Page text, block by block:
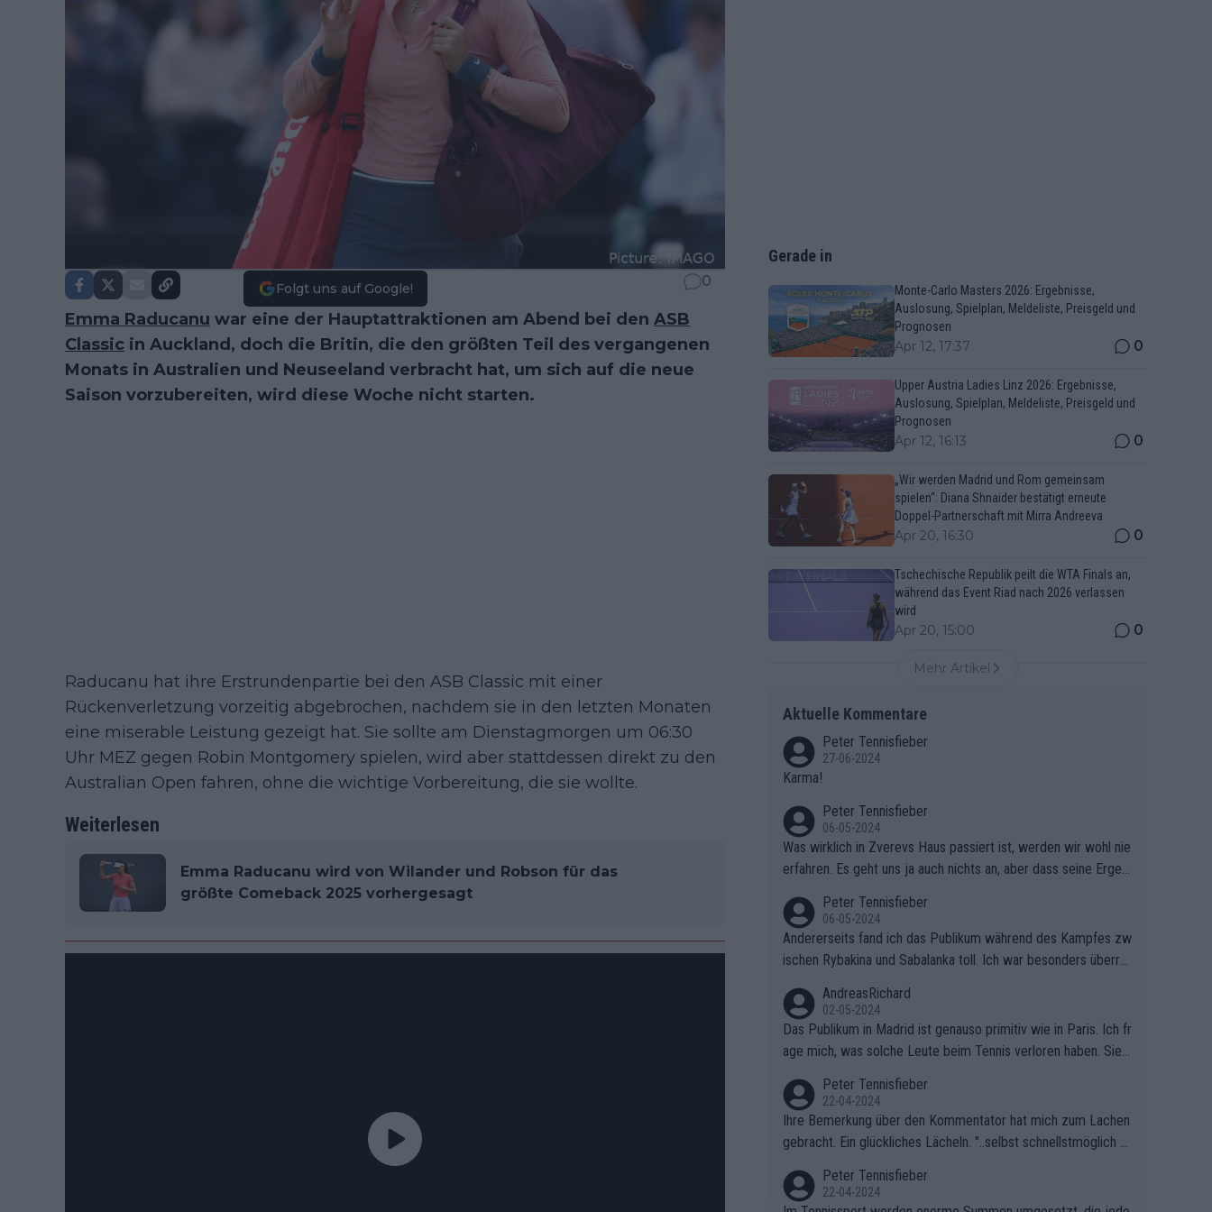
Folgt uns auf Google! 0
Emma Raducanu war eine der Hauptattraktionen am Abend bei den ASB
Classic in Auckland, doch die Britin, die den größten Teil des vergangenen
Monats in Australien und Neuseeland verbracht hat, um sich auf die neue
Saison vorzubereiten, wird diese Woche nicht starten.
Raducanu hat ihre Erstrundenpartie bei den ASB Classic mit einer
Rückenverletzung vorzeitig abgebrochen, nachdem sie in den letzten Monaten
eine miserable Leistung gezeigt hat. Sie sollte am Dienstagmorgen um 06:30
Uhr MEZ gegen Robin Montgomery spielen, wird aber stattdessen direkt zu den
Australian Open fahren, ohne die wichtige Vorbereitung, die sie wollte.
Weiterlesen
Emma Raducanu wird von Wilander und Robson für das
größte Comeback 2025 vorhergesagt
Gerade in
Monte-Carlo Masters 2026: Ergebnisse,
Auslosung, Spielplan, Meldeliste, Preisgeld und
Prognosen
Apr 12, 17:37 0
Upper Austria Ladies Linz 2026: Ergebnisse,
Auslosung, Spielplan, Meldeliste, Preisgeld und
Prognosen
Apr 12, 16:13 0
„Wir werden Madrid und Rom gemeinsam
spielen“: Diana Shnaider bestätigt erneute
Doppel-Partnerschaft mit Mirra Andreeva
Apr 20, 16:30 0
Tschechische Republik peilt die WTA Finals an,
während das Event Riad nach 2026 verlassen
wird
Apr 20, 15:00 0
Mehr Artikel
Aktuelle Kommentare
Peter Tennisfieber
27-06-2024
Karma!
Peter Tennisfieber
06-05-2024
Was wirklich in Zverevs Haus passiert ist, werden wir wohl nie
erfahren. Es geht uns ja auch nichts an, aber dass seine Ergeb
Peter Tennisfieber
06-05-2024
Andererseits fand ich das Publikum während des Kampfes zw
ischen Rybakina und Sabalanka toll. Ich war besonders überras
AndreasRichard
02-05-2024
Das Publikum in Madrid ist genauso primitiv wie in Paris. Ich fr
age mich, was solche Leute beim Tennis verloren haben. Sie s
ben.
Peter Tennisfieber
22-04-2024
Ihre Bemerkung über den Kommentator hat mich zum Lachen
gebracht. Ein glückliches Lächeln. "..selbst schnellstmöglich na
Peter Tennisfieber
22-04-2024